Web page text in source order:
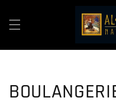
contenu
C